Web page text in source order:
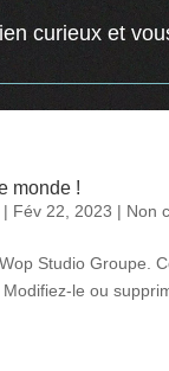
curieux et
monde !
| Fév 22, 2023 | Non
Studio Groupe.
le ou